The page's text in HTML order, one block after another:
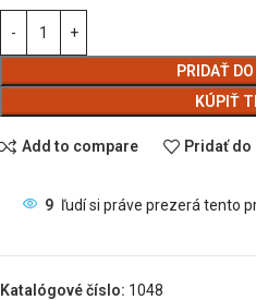
PRIDAŤ
KÚPIŤ
Add to compare Pridať do
9 ľudí si práve prezerá tento
Katalógové číslo: 1048